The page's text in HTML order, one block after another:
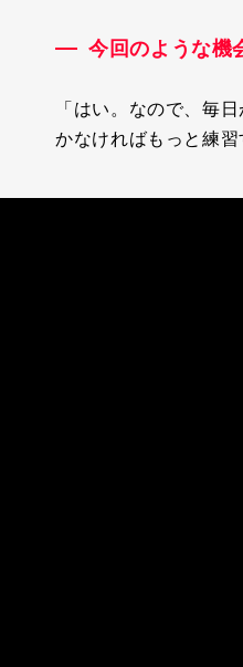
今回のような機
「はい。なので、毎
かなければもっと練